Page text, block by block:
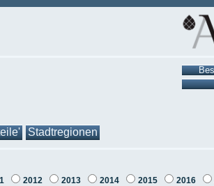
Stadtregionen
2012 2013 2014 2015 2016